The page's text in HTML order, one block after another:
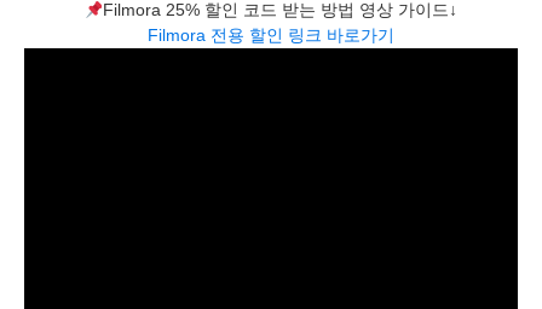
Filmora 25% 할인 코드 받는 방법 영상 가이드↓
Filmora 전용 할인 링크 바로가기